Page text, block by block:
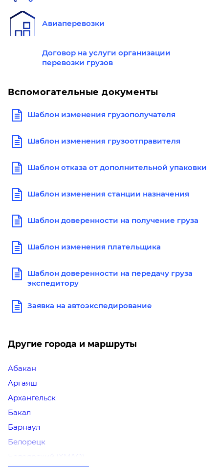
Авиаперевозки
Договор на услуги организации
перевозки грузов
Вспомогательные документы
Шаблон изменения грузополучателя
Шаблон изменения грузоотправителя
Шаблон отказа от дополнительной упаковки
Шаблон изменения станции назначения
Шаблон доверенности на получение груза
Шаблон изменения плательщика
Шаблон доверенности на передачу груза
экспедитору
Заявка на автоэкспедирование
Другие города и маршруты
Абакан
Аргаяш
Архангельск
Бакал
Барнаул
Белорецк
Белоярский (ХМАО)